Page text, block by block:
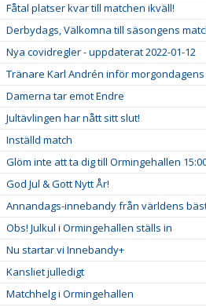
Fåtal platser kvar till matchen ikväll!
Derbydags, Välkomna till säsongens
Nya covidregler - uppdaterat 2022-01-12
Tränare Karl Andrén inför morgondagens
Damerna tar emot Endre
Jultävlingen har nått sitt slut!
Inställd match
Glöm inte att ta dig till Ormingehallen
God Jul & Gott Nytt År!
Annandags-innebandy från världens
Obs! Julkul i Ormingehallen ställs in
Nu startar vi Innebandy+
Kansliet julledigt
Matchhelg i Ormingehallen